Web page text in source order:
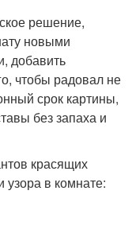
решение,
новыми
добавить
чтобы радовал не
срок картины,
без запаха и
красящих
узора в комнате: